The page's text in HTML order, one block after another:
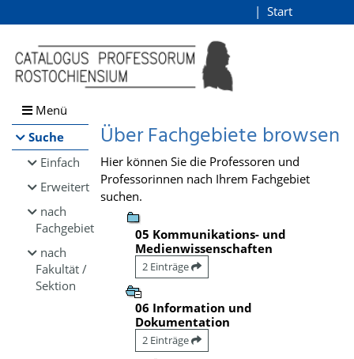
Browsen
direkt zum Inhalt
Start
Menü
Suche
Einfach
Erweitert
nach
Fachgebiet
nach
Fakultät /
Sektion
Über Fachgebiete browsen
Hier können Sie die Professoren und
Professorinnen nach Ihrem Fachgebiet
suchen.
05 Kommunikations- und
Medienwissenschaften
2 Einträge
06 Information und
Dokumentation
2 Einträge